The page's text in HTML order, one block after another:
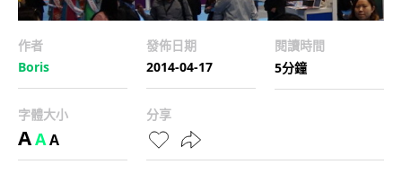
作者
Boris
發佈日期
2014-04-17
閱讀時間
5分鐘
字體大小
AAA
分享